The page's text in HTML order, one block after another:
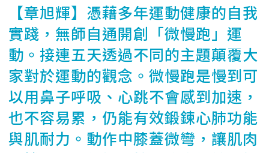
【章旭輝】憑藉多年運動健康的自我
實踐，無師自通開創「微慢跑」運
動。接連五天透過不同的主題顛覆大
家對於運動的觀念。微慢跑是慢到可
以用鼻子呼吸、心跳不會感到加速，
也不容易累，仍能有效鍛鍊心肺功能
與肌耐力。動作中膝蓋微彎，讓肌肉